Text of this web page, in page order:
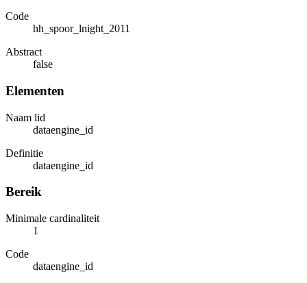
Code
hh_spoor_lnight_2011
Abstract
false
Elementen
Naam lid
dataengine_id
Definitie
dataengine_id
Bereik
Minimale cardinaliteit
1
Code
dataengine_id